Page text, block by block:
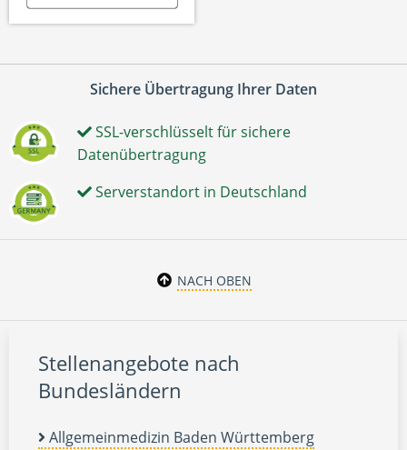
Sichere Übertragung Ihrer Daten
SSL-verschlüsselt für sichere
Datenübertragung
Serverstandort in Deutschland
NACH OBEN
Stellenangebote nach
Bundesländern
Allgemeinmedizin Baden Württemberg